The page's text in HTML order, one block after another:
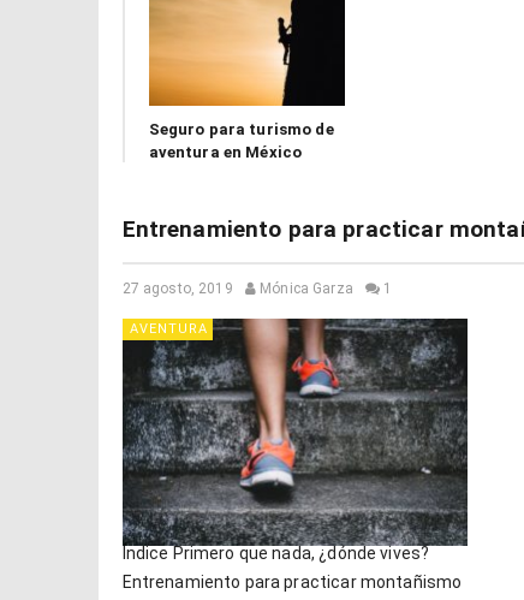
Seguro para turismo de
aventura en México
Entrenamiento para practicar
27 agosto, 2019 Mónica Garza 1
AVENTURA
Índice Primero que nada, ¿dónde vives?
Entrenamiento para practicar montañismo